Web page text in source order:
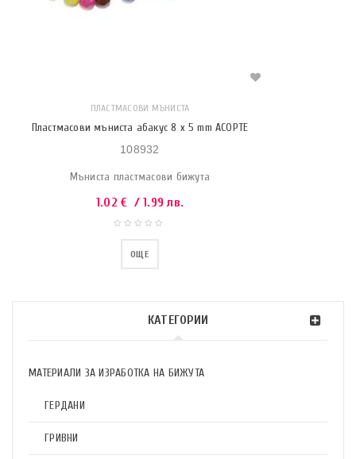
КАТЕГОРИИ
МАТЕРИАЛИ ЗА ИЗРАБОТКА НА БИЖУТА
ГЕРДАНИ
ГРИВНИ
ПЛАСТМАСОВИ МЪНИСТА
Пластмасови мъниста абакус 8 x 5 mm АСОРТЕ
108932
Мъниста пластмасови бижута
1.02€ / 1.99 лв.
ОЩЕ